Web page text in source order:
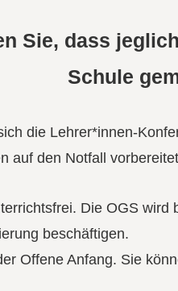
Sie, dass
Schule
die Lehrer*innen-
auf den Notfall
Die OGS
beschäftigen.
Offene Anfang. Sie